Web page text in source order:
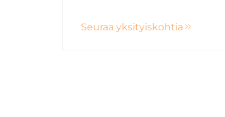
Kehotamme vilpittömästi
Seuraa yksityiskohtia